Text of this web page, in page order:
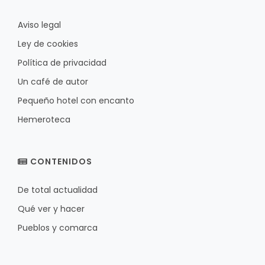
Aviso legal
Ley de cookies
Política de privacidad
Un café de autor
Pequeño hotel con encanto
Hemeroteca
CONTENIDOS
De total actualidad
Qué ver y hacer
Pueblos y comarca